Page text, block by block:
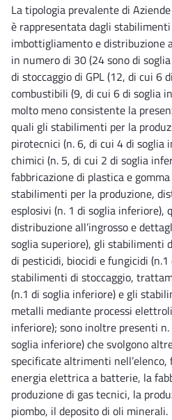
La tipologia prevalente di
è rappresentata dagli
imbottigliamento e distribuzione
in numero di 30 (24 sono di
di stoccaggio di GPL (12, di cui 6
combustibili (9, di cui 6 di soglia
molto meno consistente la
quali gli stabilimenti per la
pirotecnici (n. 6, di cui 4 di soglia
chimici (n. 5, di cui 2 di soglia
fabbricazione di plastica e
stabilimenti per la produzione,
esplosivi (n. 1 di soglia inferiore),
distribuzione all’ingrosso e
soglia superiore), gli stabilimenti
di pesticidi, biocidi e fungicidi
stabilimenti di stoccaggio,
(n.1 di soglia inferiore) e gli
metalli mediante processi
inferiore); sono inoltre presenti
soglia inferiore) che svolgono
specificate altrimenti nell’elenco,
energia elettrica a batterie, la
produzione di gas tecnici, la
piombo, il deposito di oli minerali.